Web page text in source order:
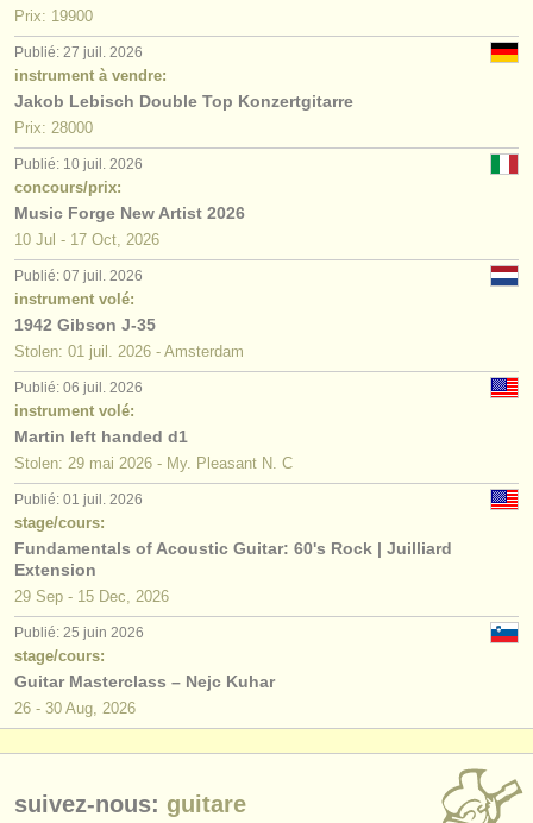
Prix: 19900
Publié: 27 juil. 2026
instrument à vendre:
Jakob Lebisch Double Top Konzertgitarre
Prix: 28000
Publié: 10 juil. 2026
concours/prix:
Music Forge New Artist 2026
10 Jul - 17 Oct, 2026
Publié: 07 juil. 2026
instrument volé:
1942 Gibson J-35
Stolen: 01 juil. 2026 - Amsterdam
Publié: 06 juil. 2026
instrument volé:
Martin left handed d1
Stolen: 29 mai 2026 - My. Pleasant N. C
Publié: 01 juil. 2026
stage/cours:
Fundamentals of Acoustic Guitar: 60's Rock | Juilliard
Extension
29 Sep - 15 Dec, 2026
Publié: 25 juin 2026
stage/cours:
Guitar Masterclass – Nejc Kuhar
26 - 30 Aug, 2026
suivez-nous: guitare